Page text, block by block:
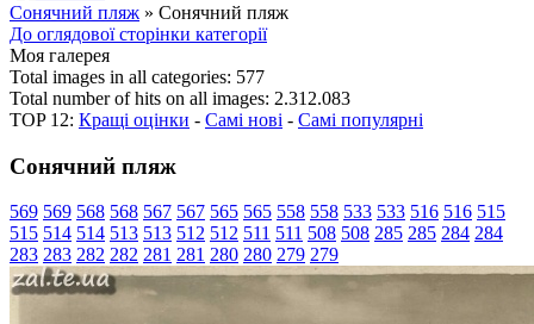
Сонячний пляж » Сонячний пляж
До оглядової сторінки категорії
Моя галерея
Total images in all categories: 577
Total number of hits on all images: 2.312.083
TOP 12: Кращі оцінки - Самі нові - Самі популярні
Сонячний пляж
569 569 568 568 567 567 565 565 558 558 533 533 516 516 515
515 514 514 513 513 512 512 511 511 508 508 285 285 284 284
283 283 282 282 281 281 280 280 279 279